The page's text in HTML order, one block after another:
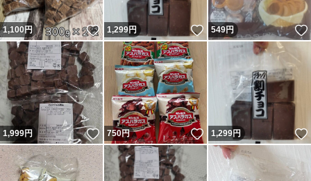
1,100円 いいね！
1,299円 いいね！
549円
1,999円 いいね！
750円 いいね！
1,299円